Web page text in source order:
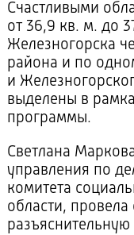
Счастливыми
от 36,9 кв. м. до
Железногорска
района и по
и
выделены в
программы.
Светлана
управления по
комитета
области,